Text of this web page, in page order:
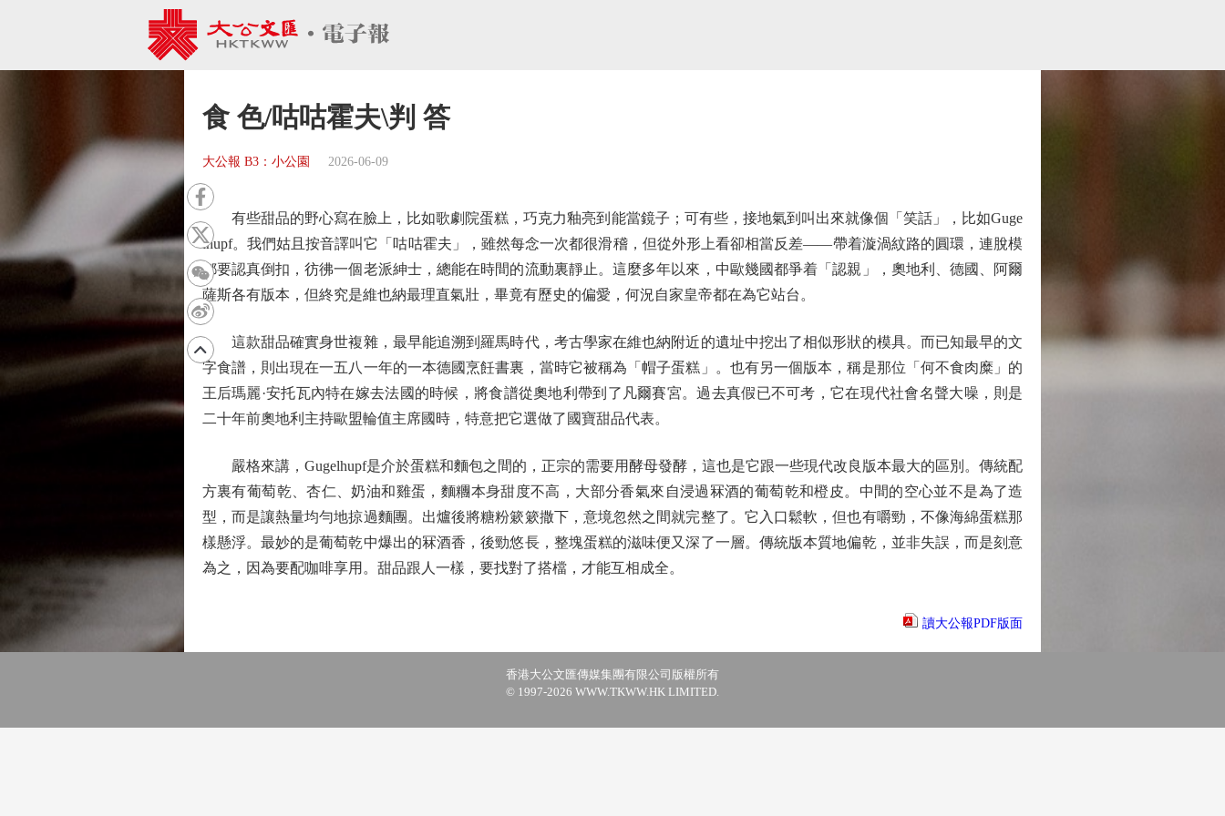
食 色/咕咕霍夫\判 答
大公報 B3：小公園 2026-06-09
有些甜品的野心寫在臉上，比如歌劇院蛋糕，巧克力釉亮到能當鏡子；可有些，接地氣到叫出來就像個「笑話」，比如Guge
lhupf。我們姑且按音譯叫它「咕咕霍夫」，雖然每念一次都很滑稽，但從外形上看卻相當反差——帶着漩渦紋路的圓環，連脫模
都要認真倒扣，彷彿一個老派紳士，總能在時間的流動裏靜止。這麼多年以來，中歐幾國都爭着「認親」，奧地利、德國、阿爾
薩斯各有版本，但終究是維也納最理直氣壯，畢竟有歷史的偏愛，何況自家皇帝都在為它站台。
這款甜品確實身世複雜，最早能追溯到羅馬時代，考古學家在維也納附近的遺址中挖出了相似形狀的模具。而已知最早的文
字食譜，則出現在一五八一年的一本德國烹飪書裏，當時它被稱為「帽子蛋糕」。也有另一個版本，稱是那位「何不食肉糜」的
王后瑪麗·安托瓦內特在嫁去法國的時候，將食譜從奧地利帶到了凡爾賽宮。過去真假已不可考，它在現代社會名聲大噪，則是
二十年前奧地利主持歐盟輪值主席國時，特意把它選做了國寶甜品代表。
嚴格來講，Gugelhupf是介於蛋糕和麵包之間的，正宗的需要用酵母發酵，這也是它跟一些現代改良版本最大的區別。傳統配
方裏有葡萄乾、杏仁、奶油和雞蛋，麵糰本身甜度不高，大部分香氣來自浸過冧酒的葡萄乾和橙皮。中間的空心並不是為了造
型，而是讓熱量均勻地掠過麵團。出爐後將糖粉簌簌撒下，意境忽然之間就完整了。它入口鬆軟，但也有嚼勁，不像海綿蛋糕那
樣懸浮。最妙的是葡萄乾中爆出的冧酒香，後勁悠長，整塊蛋糕的滋味便又深了一層。傳統版本質地偏乾，並非失誤，而是刻意
為之，因為要配咖啡享用。甜品跟人一樣，要找對了搭檔，才能互相成全。
讀大公報PDF版面
香港大公文匯傳媒集團有限公司版權所有
© 1997-2026 WWW.TKWW.HK LIMITED.